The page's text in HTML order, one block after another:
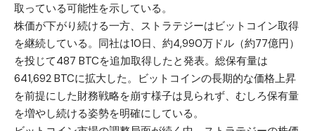
取っている可能性を示している。
株価が下がり続ける一方、ストラテジーはビットコイン取得
を継続している。同社は10日、約4,990万ドル（約77億円）
を投じて487 BTCを追加取得したと発表。総保有量は
641,692 BTCに拡大した。ビットコインの長期的な価格上昇
を前提にした財務戦略を崩す様子は見られず、むしろ保有量
を増やし続ける姿勢を明確にしている。